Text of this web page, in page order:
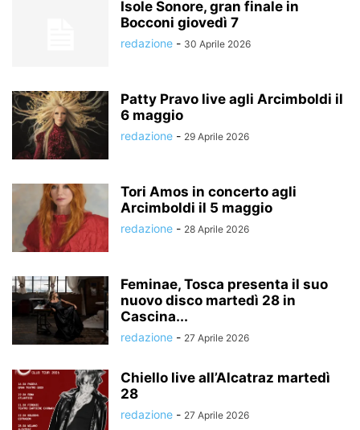
Isole Sonore, gran finale in
Bocconi giovedì 7
redazione - 30 Aprile 2026
Patty Pravo live agli Arcimboldi il
6 maggio
redazione - 29 Aprile 2026
Tori Amos in concerto agli
Arcimboldi il 5 maggio
redazione - 28 Aprile 2026
Feminae, Tosca presenta il suo
nuovo disco martedì 28 in
Cascina...
redazione - 27 Aprile 2026
Chiello live all’Alcatraz martedì
28
redazione - 27 Aprile 2026